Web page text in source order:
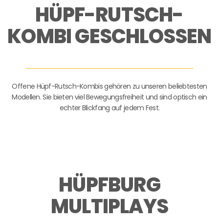
HÜPF-RUTSCH-
KOMBI GESCHLOSSEN
Offene Hüpf-Rutsch-Kombis gehören zu unseren beliebtesten
Modellen. Sie bieten viel Bewegungsfreiheit und sind optisch ein
echter Blickfang auf jedem Fest.
HÜPFBURG
MULTIPLAYS